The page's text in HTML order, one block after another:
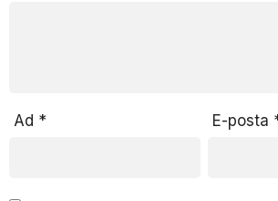
Ad * E-posta